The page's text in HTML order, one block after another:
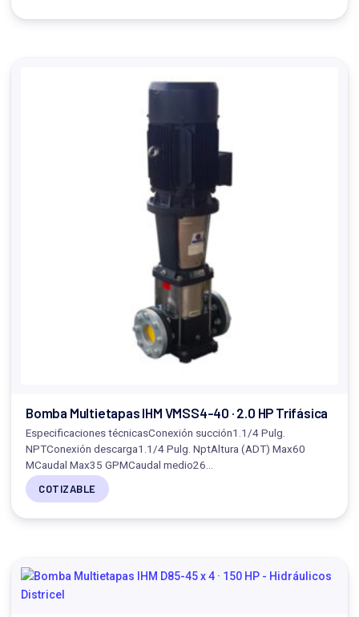
Bomba Multietapas IHM VMSS4-40 · 2.0 HP Trifásica
Especificaciones técnicasConexión succión1.1/4 Pulg.
NPTConexión descarga1.1/4 Pulg. NptAltura (ADT) Max60
MCaudal Max35 GPMCaudal medio26…
COTIZABLE